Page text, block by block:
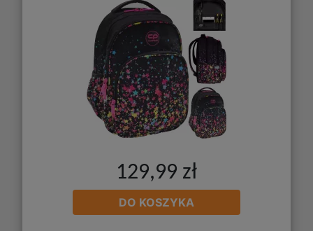
129,99 zł
DO KOSZYKA